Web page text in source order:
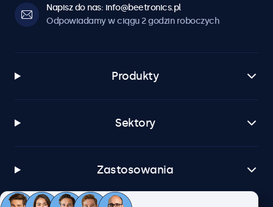
Napisz do nas: info@beetronics.pl
Odpowiadamy w ciągu 2 godzin roboczych
Produkty
Sektory
Zastosowania